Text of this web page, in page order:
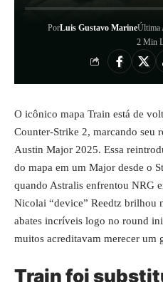
PorLuis Gustavo MarineÚltima
2 Min
O icônico mapa Train está de
Counter-Strike 2, marcando
Austin Major 2025. Essa
do mapa em um Major desde o
quando Astralis enfrentou NRG
Nicolai “device” Reedtz brilhou
abates incríveis logo no round
muitos acreditavam merecer um
Train foi